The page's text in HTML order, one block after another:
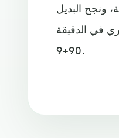
ونجح البديل
في الدقيقة
90+9.